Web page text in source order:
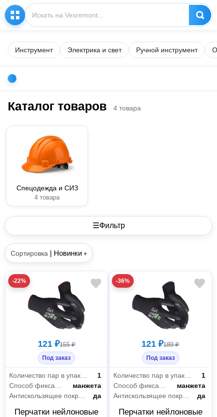
Инструмент Электрика и свет Ручной инструмент
Каталог товаров 4 товара
Спецодежда и СИЗ
4 товара
☰Фильтр
Сортировка | Новинки ▾
-22%
121 ₽155 ₽
Под заказ
1
манжета
да
Перчатки нейлоновые
-36%
121 ₽189 ₽
Под заказ
Количество пар в упаковке
1
манжета
Антискользящее покрытие
да
Перчатки нейлоновые